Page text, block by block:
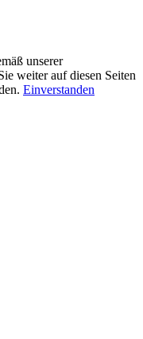
unserer
weiter auf diesen Seiten
Einverstanden